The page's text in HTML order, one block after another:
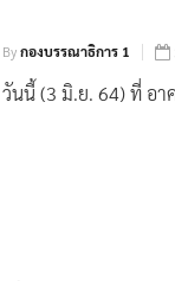
Byกองบรรณาธิการ 1
วันนี้ (3 มิ.ย. 64) ที่ อา